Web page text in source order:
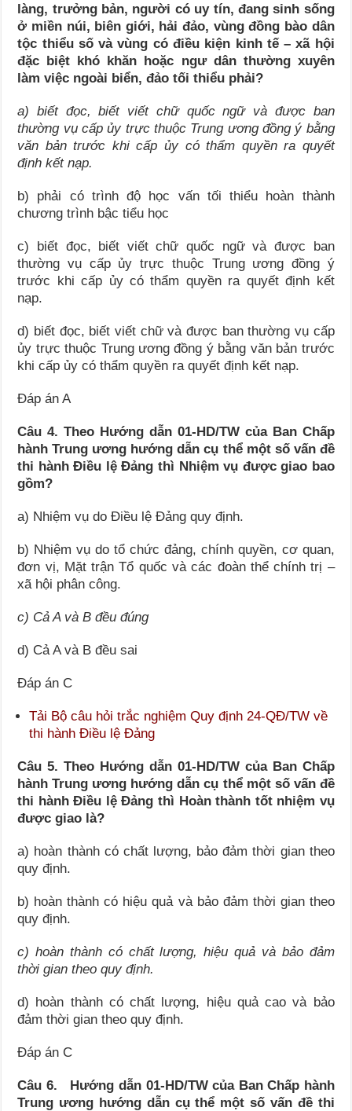
làng, trưởng bản, người có uy tín, đang sinh sống
ở miền núi, biên giới, hải đảo, vùng đồng bào dân
tộc thiểu số và vùng có điều kiện kinh tế – xã hội
đặc biệt khó khăn hoặc ngư dân thường xuyên
làm việc ngoài biển, đảo tối thiểu phải?
a) biết đọc, biết viết chữ quốc ngữ và được ban
thường vụ cấp ủy trực thuộc Trung ương đồng ý bằng
văn bản trước khi cấp ủy có thẩm quyền ra quyết
định kết nạp.
b) phải có trình độ học vấn tối thiểu hoàn thành
chương trình bậc tiểu học
c) biết đọc, biết viết chữ quốc ngữ và được ban
thường vụ cấp ủy trực thuộc Trung ương đồng ý
trước khi cấp ủy có thẩm quyền ra quyết định kết
nạp.
d) biết đọc, biết viết chữ và được ban thường vụ cấp
ủy trực thuộc Trung ương đồng ý bằng văn bản trước
khi cấp ủy có thẩm quyền ra quyết định kết nạp.
Đáp án A
Câu 4. Theo Hướng dẫn 01-HD/TW của Ban Chấp
hành Trung ương hướng dẫn cụ thể một số vấn đề
thi hành Điều lệ Đảng thì Nhiệm vụ được giao bao
gồm?
a) Nhiệm vụ do Điều lệ Đảng quy định.
b) Nhiệm vụ do tổ chức đảng, chính quyền, cơ quan,
đơn vị, Mặt trận Tổ quốc và các đoàn thể chính trị –
xã hội phân công.
c) Cả A và B đều đúng
d) Cả A và B đều sai
Đáp án C
Tải Bộ câu hỏi trắc nghiệm Quy định 24-QĐ/TW về
thi hành Điều lệ Đảng
Câu 5. Theo Hướng dẫn 01-HD/TW của Ban Chấp
hành Trung ương hướng dẫn cụ thể một số vấn đề
thi hành Điều lệ Đảng thì Hoàn thành tốt nhiệm vụ
được giao là?
a) hoàn thành có chất lượng, bảo đảm thời gian theo
quy định.
b) hoàn thành có hiệu quả và bảo đảm thời gian theo
quy định.
c) hoàn thành có chất lượng, hiệu quả và bảo đảm
thời gian theo quy định.
d) hoàn thành có chất lượng, hiệu quả cao và bảo
đảm thời gian theo quy định.
Đáp án C
Câu 6.
Hướng dẫn 01-HD/TW của Ban Chấp hành
Trung ương hướng dẫn cụ thể một số vấn đề thi